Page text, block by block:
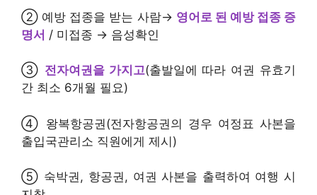
② 예방 접종을 받는 사람→ 영어로 된 예방 접종 증
명서 / 미접종 → 음성확인
③ 전자여권을 가지고(출발일에 따라 여권 유효기
간 최소 6개월 필요)
④ 왕복항공권(전자항공권의 경우 여정표 사본을
출입국관리소 직원에게 제시)
⑤ 숙박권, 항공권, 여권 사본을 출력하여 여행 시